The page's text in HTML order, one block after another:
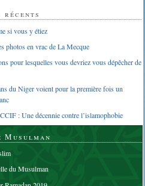
si vous y étiez
photos en vrac de La Mecque
pour lesquelles vous devriez vous dépêcher de
du Niger voient pour la première fois un
: Une décennie contre l’islamophobie
Musulman
du Musulman